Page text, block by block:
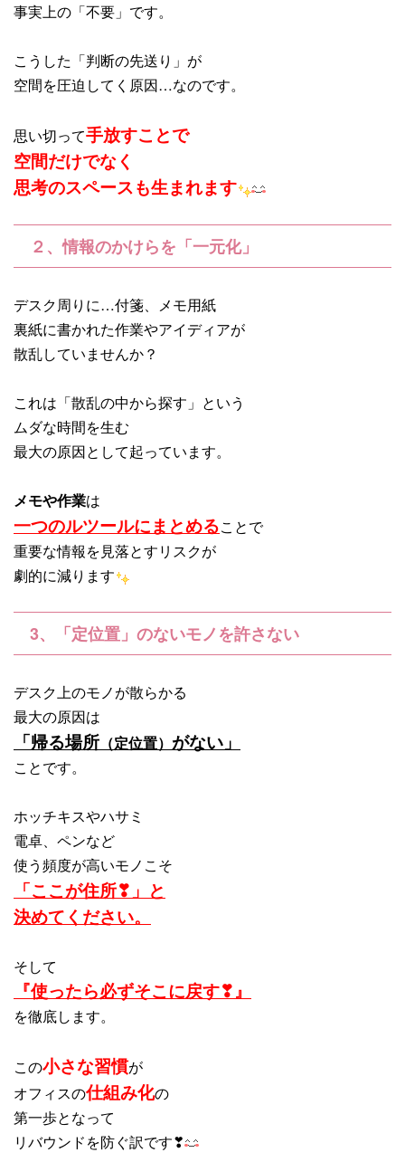
事実上の「不要」です。
こうした「判断の先送り」が
空間を圧迫してく原因…なのです。
思い切って手放すことで
空間だけでなく
思考のスペースも生まれます
２、情報のかけらを「一元化」
デスク周りに…付箋、メモ用紙
裏紙に書かれた作業やアイディアが
散乱していませんか？
これは「散乱の中から探す」という
ムダな時間を生む
最大の原因として起っています。
メモや作業は
一つのルツールにまとめることで
重要な情報を見落とすリスクが
劇的に減ります
3、「定位置」のないモノを許さない
デスク上のモノが散らかる
最大の原因は
「帰る場所 （定位置） がない」
ことです。
ホッチキスやハサミ
電卓、ペンなど
使う頻度が高いモノこそ
「ここが住所❣」と
決めてください。
そして
『使ったら必ずそこに戻す❣』
を徹底します。
この小さな習慣が
オフィスの仕組み化の
第一歩となって
リバウンドを防ぐ訳です❣